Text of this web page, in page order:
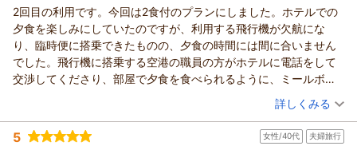
味しかったのですが、朝食も夕食も毎日同じ…もう少し日替わり
メニューをお願いしたいです。またせっかくなので沖縄料理をも
っと出してほしいです。
2.朝食の混雑がひどい
8時過ぎに行ったら長蛇の列…子連れではとても並ぶ気になれず、
ってみたところ、数組待ちでなんとか入れましたが、大変でし
た。朝食も時間予約制にしていただきたいです。
3.プールサイドバーが高過ぎる
ります。
（返信日：2026/07/07）
この度は当ホテルをご利用いただき、誠にありがとうございま
す。
また、ラウンジやお部屋、立地に関しまして、お褒めの言葉を
いただき大変光栄に存じます。
しかしながら、コインランドリーの清掃が行き届いておらず、
ご不快な思いをさせてしまいましたことを深くお詫び申し上げ
ます。
ご指摘いただいた内容はすぐに社内で共有し、日々の清掃・巡
2回目の利用です。今回は2食付のプランにしました。ホテルでの
夕食を楽しみにしていたのですが、利用する飛行機が欠航にな
り、臨時便に搭乗できたものの、夕食の時間には間に合いません
でした。飛行機に搭乗する空港の職員の方がホテルに電話をして
交渉してくださり、部屋で夕食を食べられるように、ミールボッ
クスを用意してくださることになりました。ミールボックスは、4
種類から選ぶことができました。ホテルには夜9時過ぎに到着し、
ミールボックスを受け取りました。ミールボックスの受け取り
（投稿日：2026/06/25）
宿泊時期： 2026年06月宿泊 (一人旅)
投稿者： わんこさん
詳しくみる
5 女性/40代 夫婦旅行